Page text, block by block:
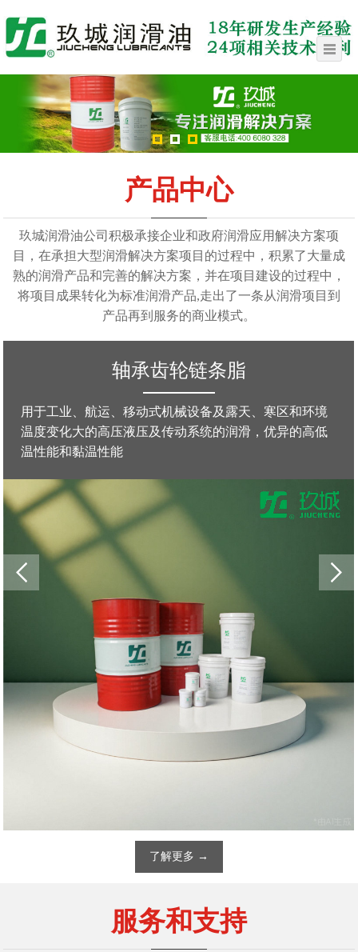
产品中心
玖城润滑油公司积极承接企业和政府润滑应用解决方案项
目，在承担大型润滑解决方案项目的过程中，积累了大量成
熟的润滑产品和完善的解决方案，并在项目建设的过程中，
将项目成果转化为标准润滑产品,走出了一条从润滑项目到
产品再到服务的商业模式。
境
低
高低温特高温脂
产品包括高低温润滑脂，特低温润滑脂，特高温润
脂，高温合成润滑脂，防卡高温润滑脂，高温窑炉
润滑脂.
了解更多 →
服务和支持
润滑解决方案